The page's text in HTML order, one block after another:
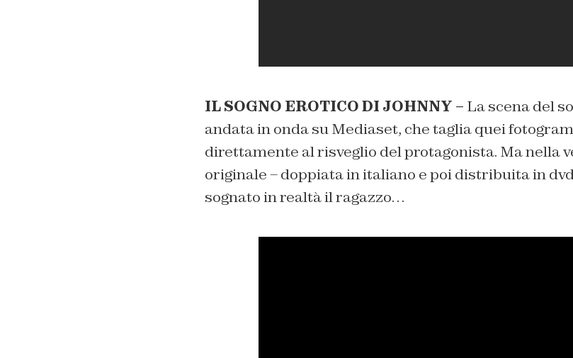
IL SOGNO EROTICO DI JOHNNY – La scena del
andata in onda su Mediaset, che taglia quei
direttamente al risveglio del protagonista. Ma nella
originale – doppiata in italiano e poi distribuita in dvd
sognato in realtà il ragazzo…